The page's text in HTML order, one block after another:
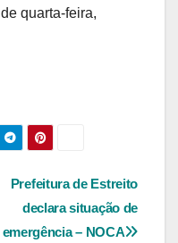
de quarta-feira,
Prefeitura de Estreito
declara situação de
emergência – NOCA